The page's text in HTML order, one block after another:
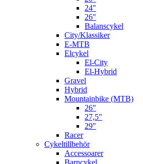
24"
26"
Balanscykel
City/Klassiker
E-MTB
Elcykel
El-City
El-Hybrid
Gravel
Hybrid
Mountainbike (MTB)
26"
27,5"
29"
Racer
Cykeltillbehör
Accessoarer